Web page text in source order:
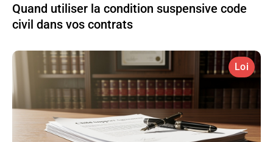
Quand utiliser la condition suspensive code
civil dans vos contrats
Loi